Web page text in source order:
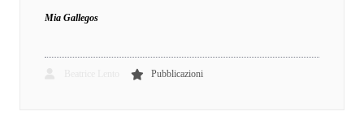
Mia Gallegos
Pubblicazioni